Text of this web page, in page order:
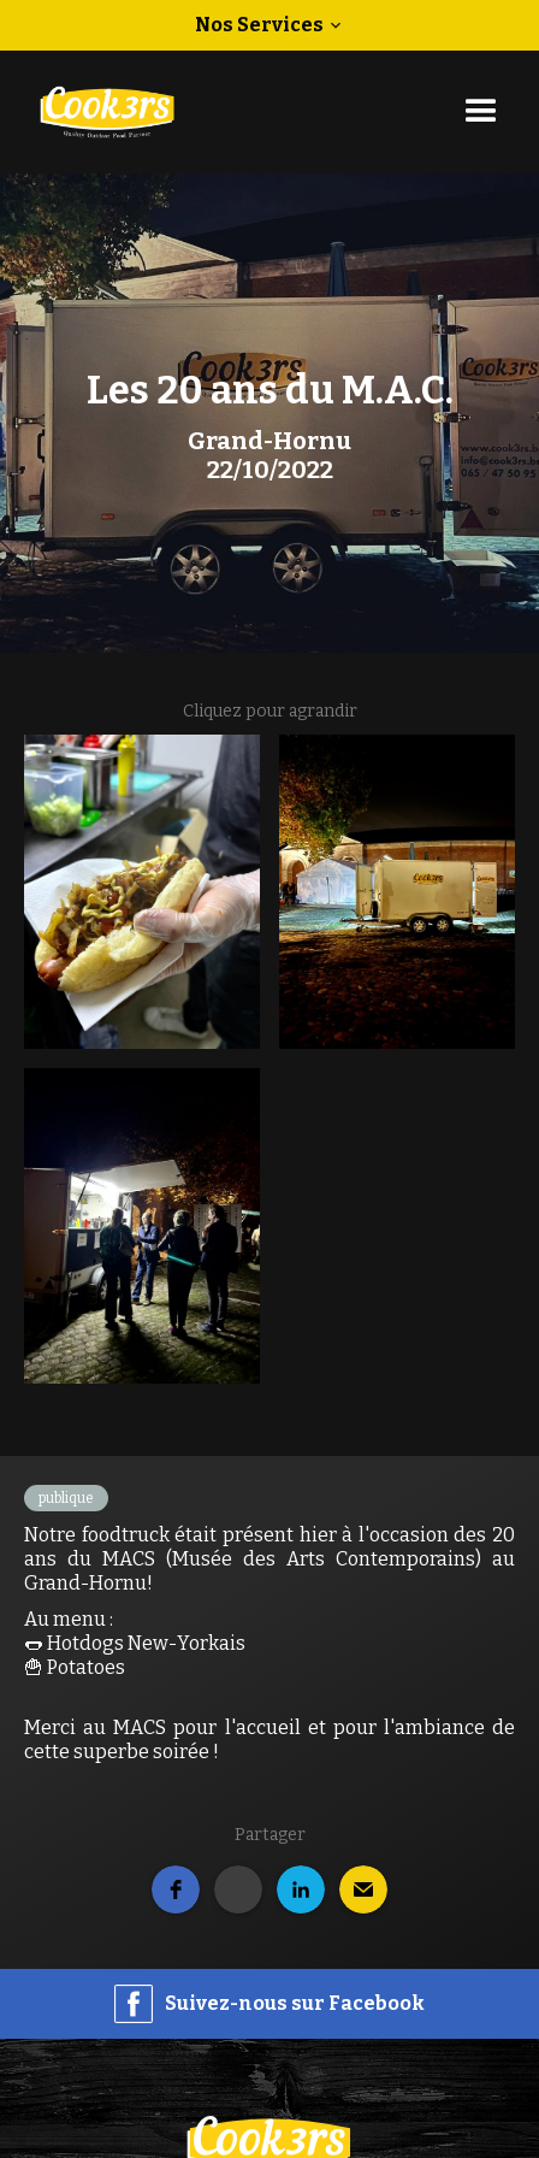
Nos Services expand_more
Les 20 ans du M.A.C.
Grand-Hornu
22/10/2022
Cliquez pour agrandir
publique
Notre foodtruck était présent hier à l'occasion des 20
ans du MACS (Musée des Arts Contemporains) au
Grand-Hornu!
Au menu :
🌭 Hotdogs New-Yorkais
🍟 Potatoes
Merci au MACS pour l'accueil et pour l'ambiance de
cette superbe soirée !
Partager
Suivez-nous sur Facebook